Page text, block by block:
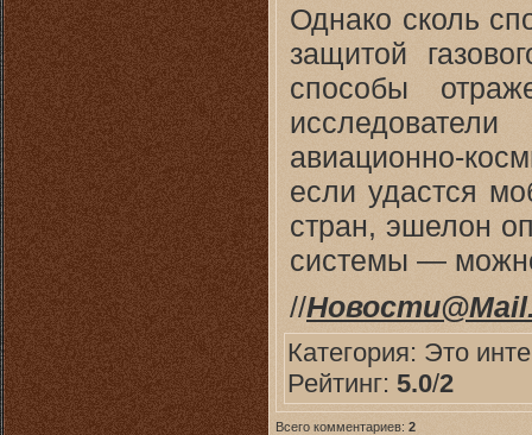
Однако сколь
защитой
способы
авиационно-
если удастся
стран, эшелон
системы —
//
Категория: Это
Рейтинг: 5.0/2
Всего комментариев: 2